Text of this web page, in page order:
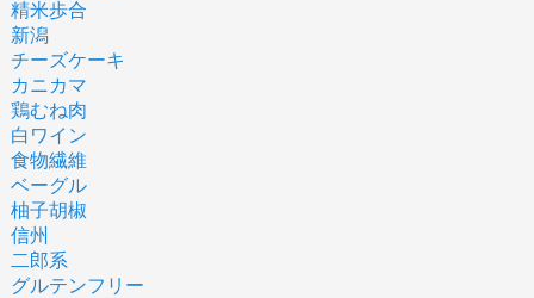
精米歩合
新潟
チーズケーキ
カニカマ
鶏むね肉
白ワイン
食物繊維
ベーグル
柚子胡椒
信州
二郎系
グルテンフリー